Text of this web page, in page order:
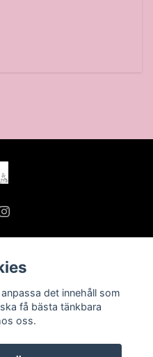
det innehåll som
få bästa tänkbara
oss.